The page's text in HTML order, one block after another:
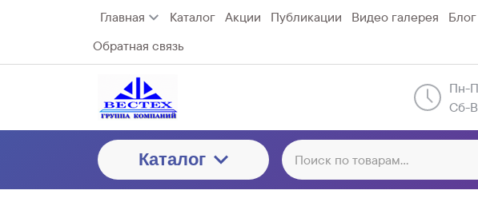
Главная Каталог Акции Публикации Видео галерея
Блог
Обратная связь
Пн-
Сб-
Каталог